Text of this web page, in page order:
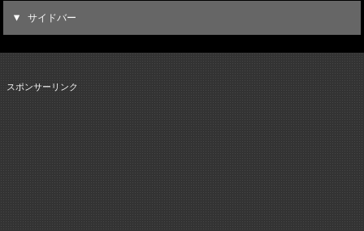
サイドバー
スポンサーリンク